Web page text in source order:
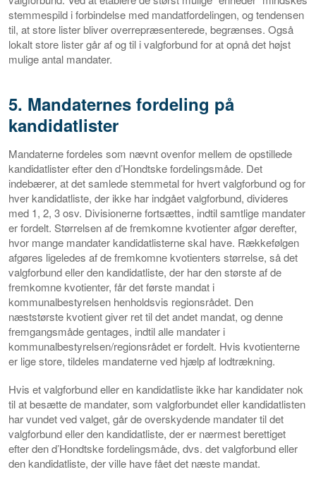
stemmespild i forbindelse med mandatfordelingen, og tendensen
til, at store lister bliver overrepræsenterede, begrænses. Også
lokalt store lister går af og til i valgforbund for at opnå det højst
mulige antal mandater.
5. Mandaternes fordeling på
kandidatlister
Mandaterne fordeles som nævnt ovenfor mellem de opstillede
kandidatlister efter den d’Hondtske fordelingsmåde. Det
indebærer, at det samlede stemmetal for hvert valgforbund og for
hver kandidatliste, der ikke har indgået valgforbund, divideres
med 1, 2, 3 osv. Divisionerne fortsættes, indtil samtlige mandater
er fordelt. Størrelsen af de fremkomne kvotienter afgør derefter,
hvor mange mandater kandidatlisterne skal have. Rækkefølgen
afgøres ligeledes af de fremkomne kvotienters størrelse, så det
valgforbund eller den kandidatliste, der har den største af de
fremkomne kvotienter, får det første mandat i
kommunalbestyrelsen henholdsvis regionsrådet. Den
næststørste kvotient giver ret til det andet mandat, og denne
fremgangsmåde gentages, indtil alle mandater i
kommunalbestyrelsen/regionsrådet er fordelt. Hvis kvotienterne
er lige store, tildeles mandaterne ved hjælp af lodtrækning.
Hvis et valgforbund eller en kandidatliste ikke har kandidater nok
til at besætte de mandater, som valgforbundet eller kandidatlisten
har vundet ved valget, går de overskydende mandater til det
valgforbund eller den kandidatliste, der er nærmest berettiget
efter den d’Hondtske fordelingsmåde, dvs. det valgforbund eller
den kandidatliste, der ville have fået det næste mandat.